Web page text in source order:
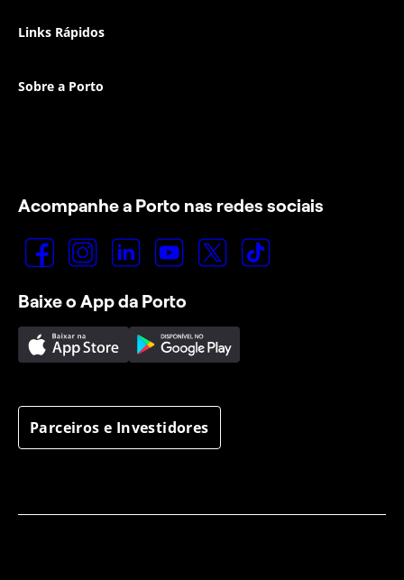
Links Rápidos
Sobre a Porto
Acompanhe a Porto nas redes sociais
Baixe o App da Porto
Parceiros e Investidores